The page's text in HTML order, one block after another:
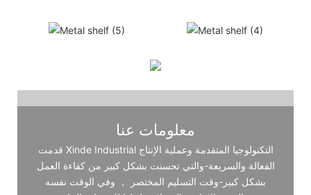
معلومات عنا
قدمت Xinde Industrial التكنولوجيا المتقدمة وعملية الإنتاج
الفعالة والسريعة-والتي تحسنت بشكل كبير من كفاءة العمل
بشكل كبير-وقت التسليم المختصر ， وفي الوقت نفسه